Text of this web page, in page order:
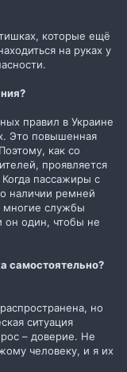
которые ещё
на руках у
правил в Украине
Это повышенная
как со
проявляется
пассажиры с
о наличии ремней
многие службы
он один, чтобы не
самостоятельно?
но
ситуация
– доверие. Не
человеку, и я их